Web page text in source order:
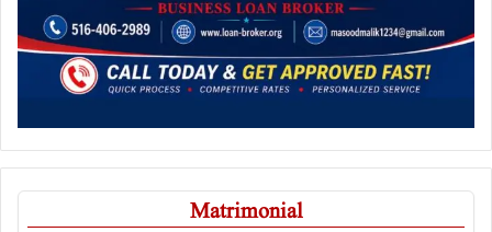
Matrimonial